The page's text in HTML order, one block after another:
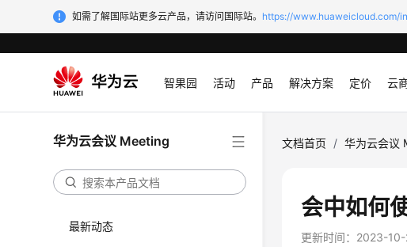
如需了解国际站更多云产品，请访问国际站。 https://www.huaweicloud.com/
智果园 活动 产品 解决方案 定价 云
华为云会议 Meeting
最新动态
文档首页 / 华为云会议
会中如何
更新时间： 2023-